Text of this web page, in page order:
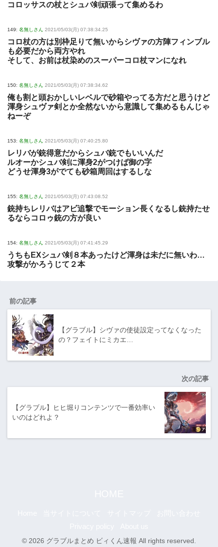
コロッサスの杖とシュバ剣頑張って集めるわ
149: 名無しさん 2021/05/03(月) 07:38:34.25
コロ杖の方は別枠足りて無いからシヴァの方陣フィンブル
も必要だから両方やれ
そして、お前は杖染めのスーパーコロ杖マンになれ
150: 名無しさん 2021/05/03(月) 07:38:34.62
俺も割と頭おかしいレベルで砂箱やってる方だと思うけど
渾身シュヴァ剣とか全然ないから意識して集めるもんじゃ
ねーぞ
153: 名無しさん 2021/05/03(月) 07:40:25.80
レリバが銃得意だからシュバ銃でもいいんだ
ルオーかシュバ剣に渾身2がつけば御の字
どうせ渾身3がでても砂箱周回はするしな
155: 名無しさん 2021/05/03(月) 07:43:08.52
銃持ちレリバはアビ追撃でモーション長くなるし銃持たせ
るならコロゥ銃の方が良い
154: 名無しさん 2021/05/03(月) 07:41:45.29
うちもEXシュバ剣８本あったけど渾身は未だに無いわ…
攻撃がかろうじて２本
前の記事
【グラブル】シヴァの使徒設定ってなくなった
の？フェイトにミカエ…
次の記事
【グラブル】ヒヒ堀りコンテンツで一番効率い
いのはどれよ？
© 2026 グラブルまとめ ビィくん速報 All rights reserved.